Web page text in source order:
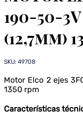
190-50-
(12,7mm)
SKU: 49708
Motor Elco 2 ejes
1350 rpm
Características